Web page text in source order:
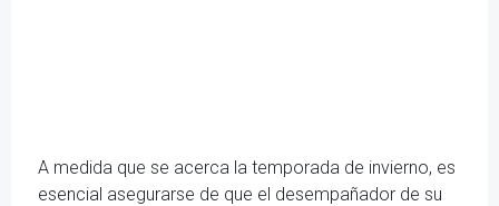
A medida que se acerca la temporada de invierno, es
esencial asegurarse de que el desempañador de su